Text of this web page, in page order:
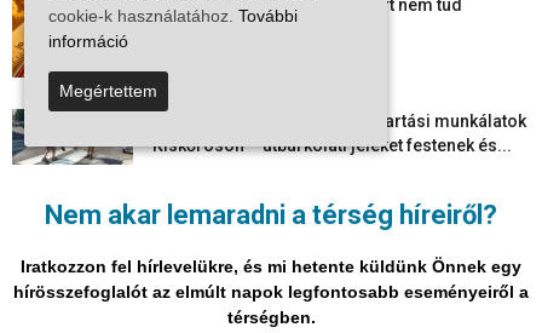
Nem akar lemaradni a térség híreiről?
Iratkozzon fel hírlevelükre, és mi hetente küldünk Önnek egy
hírösszefoglalót az elmúlt napok legfontosabb eseményeiről a
térségben.
Mi történik Európa felett? Ezért nem tud
Folyamatosak a nyári karbantartási munkálatok
Kiskőrösön – útburkolati jeleket festenek és...
Bács-Kiskun útjain –...
2026-08-04
cookie-k használatához. További
információ
Megértettem